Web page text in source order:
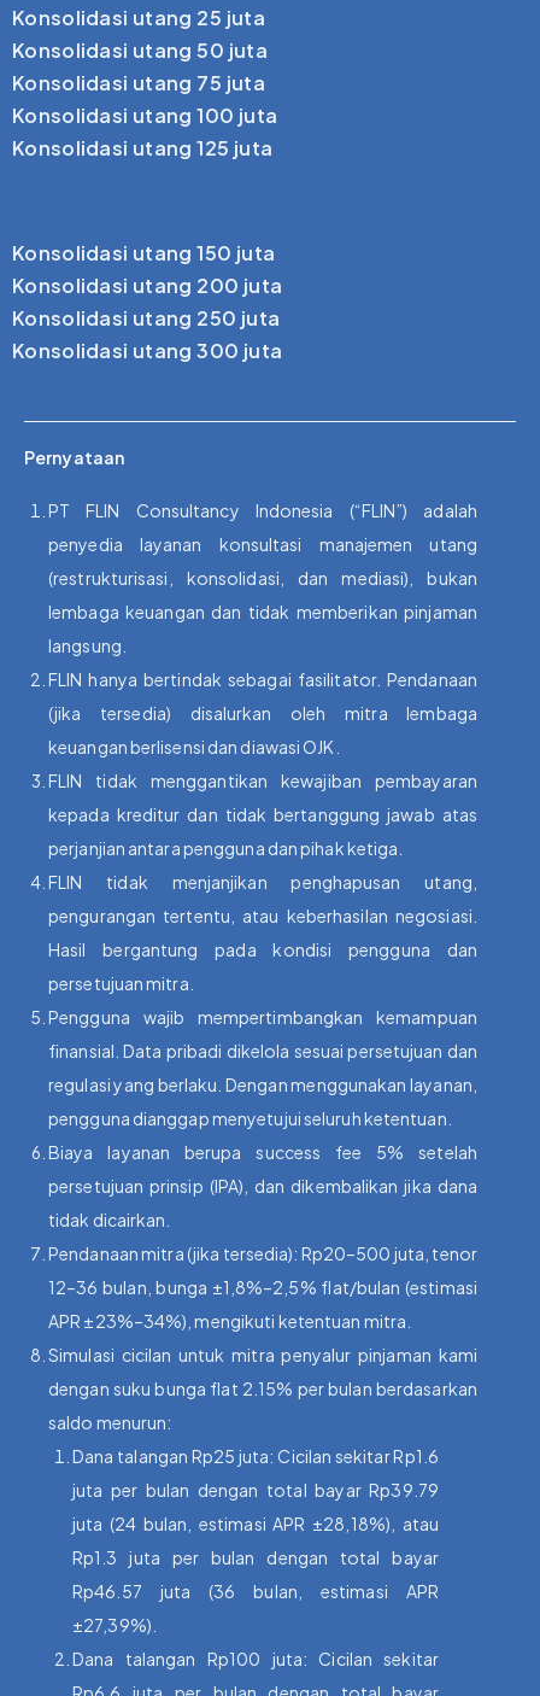
Konsolidasi utang 25 juta
Konsolidasi utang 50 juta
Konsolidasi utang 75 juta
Konsolidasi utang 100 juta
Konsolidasi utang 125 juta
Konsolidasi utang 150 juta
Konsolidasi utang 200 juta
Konsolidasi utang 250 juta
Konsolidasi utang 300 juta
Pernyataan
PT FLIN Consultancy Indonesia (“FLIN”) adalah
penyedia layanan konsultasi manajemen utang
(restrukturisasi, konsolidasi, dan mediasi), bukan
lembaga keuangan dan tidak memberikan pinjaman
langsung.
FLIN hanya bertindak sebagai fasilitator. Pendanaan
(jika tersedia) disalurkan oleh mitra lembaga
keuangan berlisensi dan diawasi OJK.
FLIN tidak menggantikan kewajiban pembayaran
kepada kreditur dan tidak bertanggung jawab atas
perjanjian antara pengguna dan pihak ketiga.
FLIN tidak menjanjikan penghapusan utang,
pengurangan tertentu, atau keberhasilan negosiasi.
Hasil bergantung pada kondisi pengguna dan
persetujuan mitra.
Pengguna wajib mempertimbangkan kemampuan
finansial. Data pribadi dikelola sesuai persetujuan dan
regulasi yang berlaku. Dengan menggunakan layanan,
pengguna dianggap menyetujui seluruh ketentuan.
Biaya layanan berupa success fee 5% setelah
persetujuan prinsip (IPA), dan dikembalikan jika dana
tidak dicairkan.
Pendanaan mitra (jika tersedia): Rp20–500 juta, tenor
12–36 bulan, bunga ±1,8%–2,5% flat/bulan (estimasi
APR ±23%–34%), mengikuti ketentuan mitra.
Simulasi cicilan untuk mitra penyalur pinjaman kami
dengan suku bunga flat 2.15% per bulan berdasarkan
saldo menurun:
Dana talangan Rp25 juta: Cicilan sekitar Rp1.6
juta per bulan dengan total bayar Rp39.79
juta (24 bulan, estimasi APR ±28,18%), atau
Rp1.3 juta per bulan dengan total bayar
Rp46.57 juta (36 bulan, estimasi APR
±27,39%).
Dana talangan Rp100 juta: Cicilan sekitar